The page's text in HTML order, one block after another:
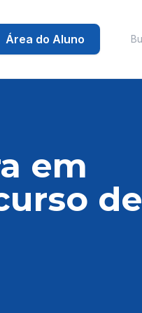
Área do Aluno
em
de